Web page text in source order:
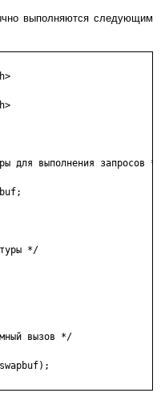
выполняются следующим
для выполнения запросов */
*/
вызов */